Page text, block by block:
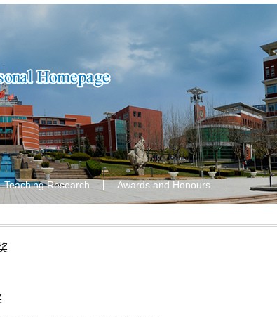
Teaching Research Awards and Honours